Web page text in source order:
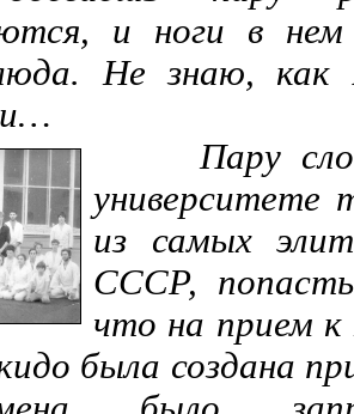
и ноги в
Не знаю,
Пару
университете
из самых
СССР,
что на прием
была создана